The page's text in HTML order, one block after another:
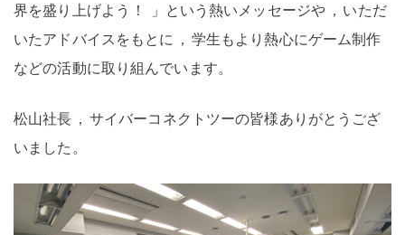
界を盛り上げよう ！ 」という熱いメッセージや ， いただ
いたアドバイスをもとに ， 学生もより熱心にゲーム制作
などの活動に取り組んでいます。
松山社長 ， サイバーコネクトツーの皆様ありがとうござ
いました 。